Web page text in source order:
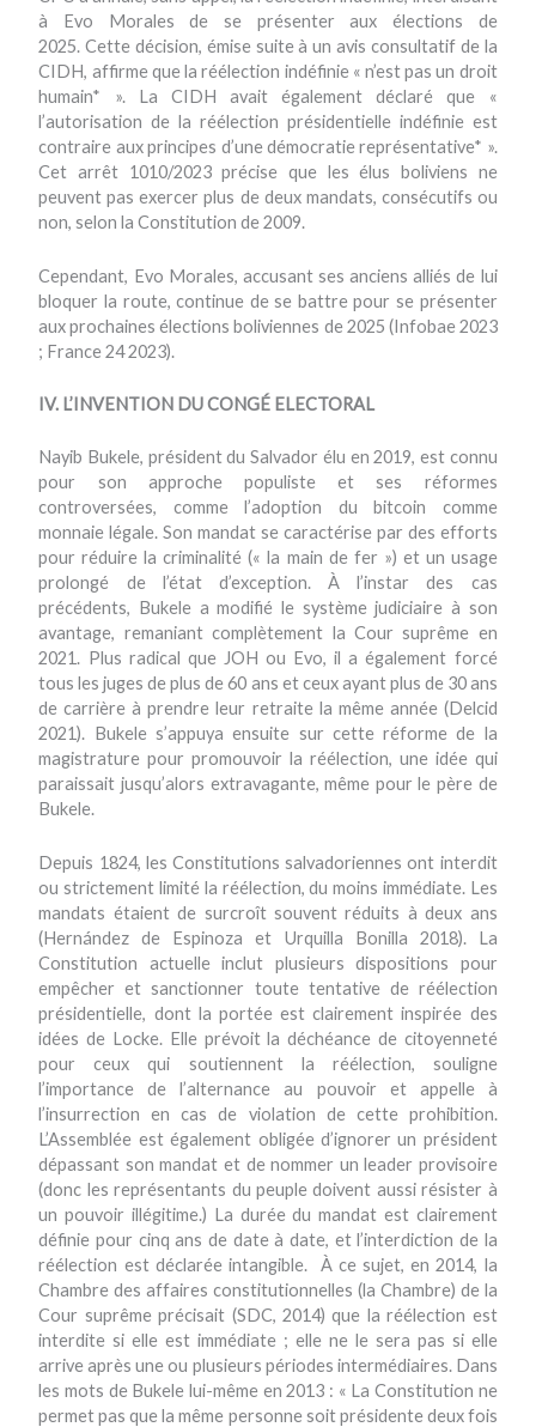
à Evo Morales de se présenter aux élections de
2025. Cette décision, émise suite à un avis consultatif de la
CIDH, affirme que la réélection indéfinie « n’est pas un droit
humain* ». La CIDH avait également déclaré que «
l’autorisation de la réélection présidentielle indéfinie est
contraire aux principes d’une démocratie représentative* ».
Cet arrêt 1010/2023 précise que les élus boliviens ne
peuvent pas exercer plus de deux mandats, consécutifs ou
non, selon la Constitution de 2009.
Cependant, Evo Morales, accusant ses anciens alliés de lui
bloquer la route, continue de se battre pour se présenter
aux prochaines élections boliviennes de 2025 (Infobae 2023
; France 24 2023).
IV. L’INVENTION DU CONGÉ ELECTORAL
Nayib Bukele, président du Salvador élu en 2019, est connu
pour son approche populiste et ses réformes
controversées, comme l’adoption du bitcoin comme
monnaie légale. Son mandat se caractérise par des efforts
pour réduire la criminalité (« la main de fer ») et un usage
prolongé de l’état d’exception. À l’instar des cas
précédents, Bukele a modifié le système judiciaire à son
avantage, remaniant complètement la Cour suprême en
2021. Plus radical que JOH ou Evo, il a également forcé
tous les juges de plus de 60 ans et ceux ayant plus de 30 ans
de carrière à prendre leur retraite la même année (Delcid
2021). Bukele s’appuya ensuite sur cette réforme de la
magistrature pour promouvoir la réélection, une idée qui
paraissait jusqu’alors extravagante, même pour le père de
Bukele.
Depuis 1824, les Constitutions salvadoriennes ont interdit
ou strictement limité la réélection, du moins immédiate. Les
mandats étaient de surcroît souvent réduits à deux ans
(Hernández de Espinoza et Urquilla Bonilla 2018). La
Constitution actuelle inclut plusieurs dispositions pour
empêcher et sanctionner toute tentative de réélection
présidentielle, dont la portée est clairement inspirée des
idées de Locke. Elle prévoit la déchéance de citoyenneté
pour ceux qui soutiennent la réélection, souligne
l’importance de l’alternance au pouvoir et appelle à
l’insurrection en cas de violation de cette prohibition.
L’Assemblée est également obligée d’ignorer un président
dépassant son mandat et de nommer un leader provisoire
(donc les représentants du peuple doivent aussi résister à
un pouvoir illégitime.) La durée du mandat est clairement
définie pour cinq ans de date à date, et l’interdiction de la
réélection est déclarée intangible. À ce sujet, en 2014, la
Chambre des affaires constitutionnelles (la Chambre) de la
Cour suprême précisait (SDC, 2014) que la réélection est
interdite si elle est immédiate ; elle ne le sera pas si elle
arrive après une ou plusieurs périodes intermédiaires. Dans
les mots de Bukele lui-même en 2013 : « La Constitution ne
permet pas que la même personne soit présidente deux fois